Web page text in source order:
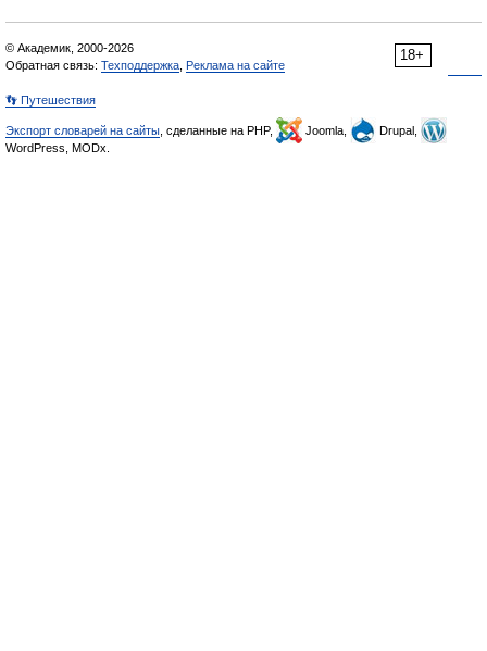
18+
© Академик, 2000-2026
Обратная связь: Техподдержка Реклама на сайте
👣 Путешествия
Экспорт словарей на сайты , сделанные на PHP, Joomla,
Drupal,
WordPress, MODx.